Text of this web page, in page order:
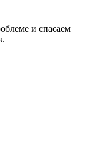
и спасаем